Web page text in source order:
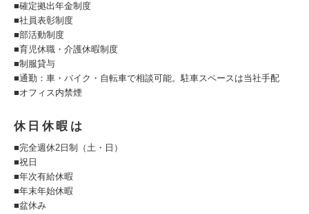
■確定拠出年金制度
■社員表彰制度
■部活動制度
■育児休職・介護休暇制度
■制服貸与
■通勤：車・バイク・自転車で相談可能。駐車スペースは当社手配
■オフィス内禁煙
休日休暇は
■完全週休2日制（土・日）
■祝日
■年次有給休暇
■年末年始休暇
■盆休み